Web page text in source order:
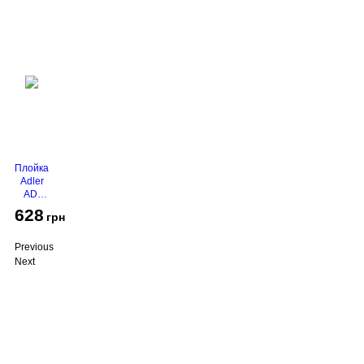
Плойка
Adler
AD-
628 грн
Previous
Next